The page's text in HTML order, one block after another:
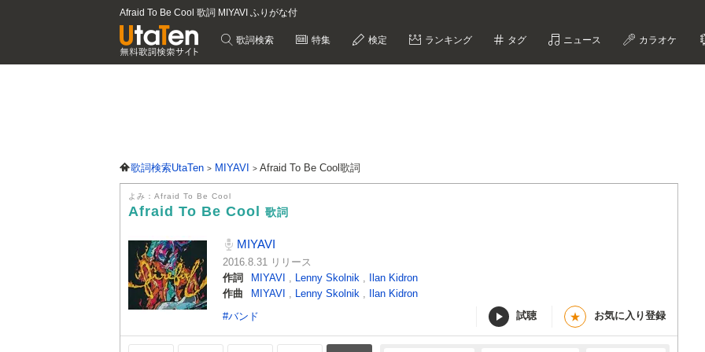
Afraid To Be Cool 歌詞 MIYAVI ふりがな付
歌詞検索 特集 検定 ランキング タグ ニュース カラオケ
歌詞検索UtaTen MIYAVI Afraid To Be Cool歌詞
よみ：Afraid To Be Cool
Afraid To Be Cool 歌詞
MIYAVI
2016.8.31 リリース
作詞
MIYAVI , Lenny Skolnik ,
Ilan Kidron
作曲
MIYAVI , Lenny Skolnik ,
Ilan Kidron
#バンド
試聴 ★ お気に入り登録